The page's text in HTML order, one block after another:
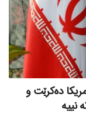
دەکرێت و
نییە